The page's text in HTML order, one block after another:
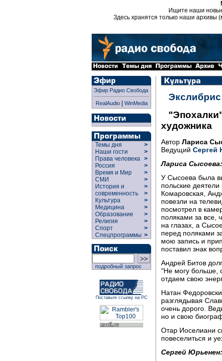
Ищите наши
Здесь хранятся только наши архивы
Эфир Радио Свобода
RealAudio| WinMedia
Темы дня
>
Наши гости
>
Права человека >
Россия
>
Время и Мир
>
СМИ
>
История и
современность
>
>
Культура
>
Медицина
>
Образование
>
Религия
>
Спорт
>
Спецпрограммы >
подробный запрос
Поставьте ссылку на РС
Экслибрис
художника
Автор Лариса
Ведущий Сергей
Лариса Сысоева:
У Сысоева была
польские
Комаровская,
повезли на
посмотрел в
поляками за все,
на глазах, а
перед поляками
мою запись и
поставил знак
Андрей Битов
"Не могу больше,
отдаем свою
Натан
разглядывая
очень дорого.
но и свою
Отар Иоселиани
повеселиться и
Сергей Юрьенен: